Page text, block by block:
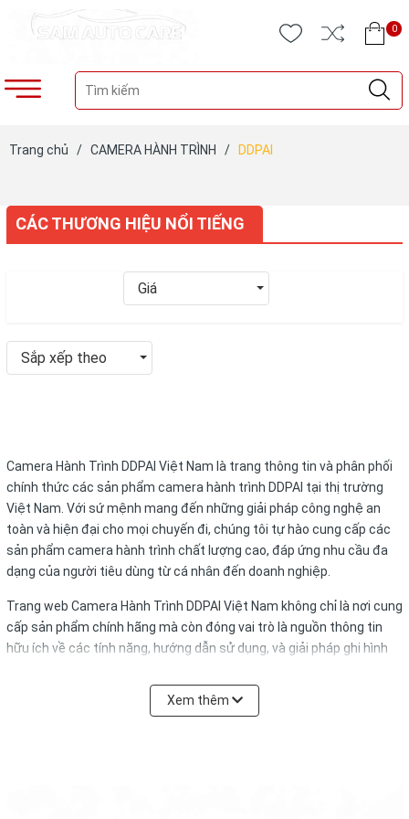
0
Trang chủ / CAMERA HÀNH TRÌNH / DDPAI
CÁC THƯƠNG HIỆU NỔI TIẾNG
Giá
Sắp xếp theo
Camera Hành Trình DDPAI Việt Nam là trang thông tin và phân phối
chính thức các sản phẩm camera hành trình DDPAI tại thị trường
Việt Nam. Với sứ mệnh mang đến những giải pháp công nghệ an
toàn và hiện đại cho mọi chuyến đi, chúng tôi tự hào cung cấp các
sản phẩm camera hành trình chất lượng cao, đáp ứng nhu cầu đa
dạng của người tiêu dùng từ cá nhân đến doanh nghiệp.
Trang web Camera Hành Trình DDPAI Việt Nam không chỉ là nơi cung
cấp sản phẩm chính hãng mà còn đóng vai trò là nguồn thông tin
hữu ích về các tính năng, hướng dẫn sử dụng, và giải pháp ghi hình
mua sắm tiện lợi, với dịch vụ tư vấn và hỗ trợ kỹ thuật tận tâm, giúp
khách hàng chọn lựa sản phẩm phù hợp nhất cho nhu cầu của mình.
Xem thêm